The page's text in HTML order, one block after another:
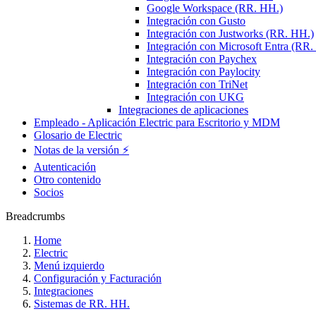
Google Workspace (RR. HH.)
Integración con Gusto
Integración con Justworks (RR. HH.)
Integración con Microsoft Entra
Integración con Paychex
Integración con Paylocity
Integración con TriNet
Integración con UKG
Integraciones de aplicaciones
Empleado - Aplicación Electric para Escritorio y MDM
Glosario de Electric
Notas de la versión ⚡️
Autenticación
Otro contenido
Socios
Breadcrumbs
Home
Electric
Menú izquierdo
Configuración y Facturación
Integraciones
Sistemas de RR. HH.